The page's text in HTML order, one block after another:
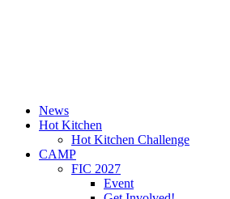
News
Hot Kitchen
Hot Kitchen Challenge
CAMP
FIC 2027
Event